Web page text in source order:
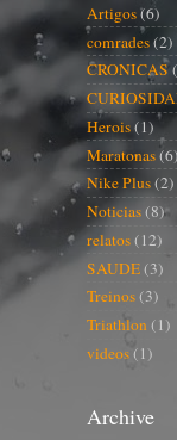
Artigos(6)
comrades(2)
CRONICAS
Herois(1)
Maratonas(6)
Nike Plus(2)
Noticias(8)
relatos(12)
SAUDE(3)
Treinos(3)
Triathlon (1)
videos(1)
Archive